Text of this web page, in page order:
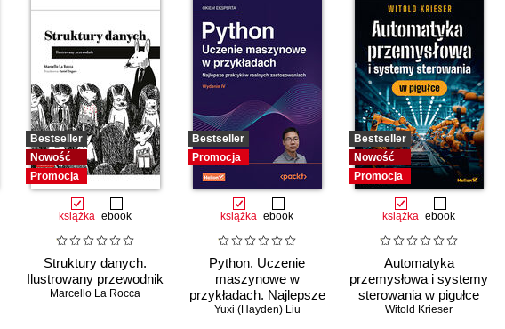
Bestseller
Nowość
Promocja
książka ebook
Struktury danych.
Ilustrowany przewodnik
Marcello La Rocca
Bestseller
Promocja
książka ebook
Python. Uczenie
maszynowe w
przykładach. Najlepsze
praktyki w realnych
Yuxi (Hayden) Liu
Bestseller
Nowość
Promocja
książka ebook
Automatyka
przemysłowa i systemy
sterowania w pigułce
Witold Krieser